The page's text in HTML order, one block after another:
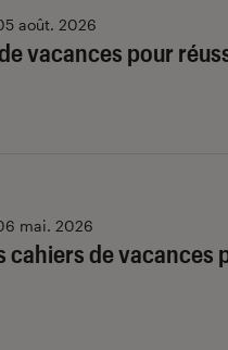
vacances pour
août. 2026
cahiers de vacances
mai. 2026